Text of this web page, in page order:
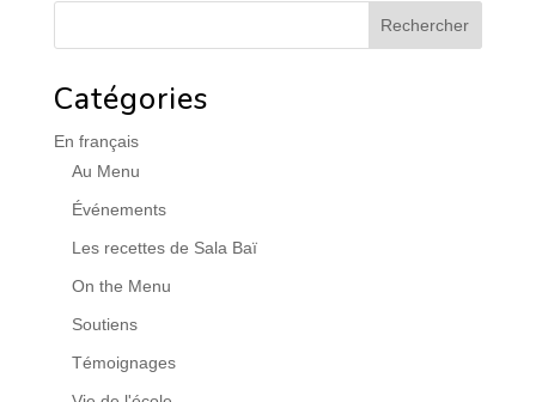
Catégories
En français
Au Menu
Événements
Les recettes de Sala Baï
On the Menu
Soutiens
Témoignages